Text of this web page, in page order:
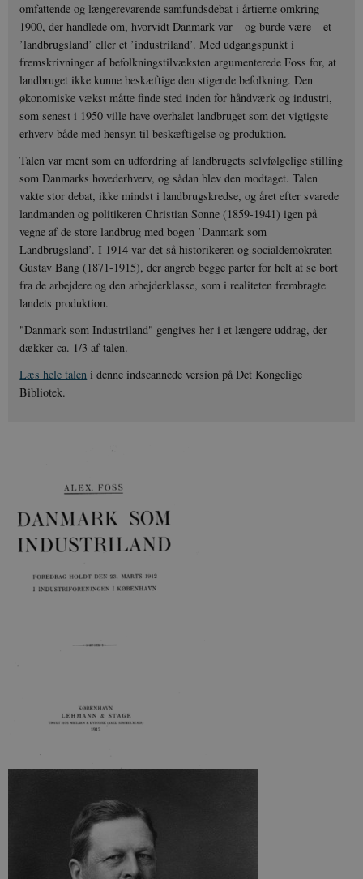
omfattende og længerevarende samfundsdebat i årtierne omkring
1900, der handlede om, hvorvidt Danmark var – og burde være – et
’landbrugsland’ eller et ’industriland’. Med udgangspunkt i
fremskrivninger af befolkningstilvæksten argumenterede Foss for, at
landbruget ikke kunne beskæftige den stigende befolkning. Den
økonomiske vækst måtte finde sted inden for håndværk og industri,
som senest i 1950 ville have overhalet landbruget som det vigtigste
erhverv både med hensyn til beskæftigelse og produktion.
Talen var ment som en udfordring af landbrugets selvfølgelige stilling
som Danmarks hovederhverv, og sådan blev den modtaget. Talen
vakte stor debat, ikke mindst i landbrugskredse, og året efter svarede
landmanden og politikeren Christian Sonne (1859-1941) igen på
vegne af de store landbrug med bogen ’Danmark som
Landbrugsland’. I 1914 var det så historikeren og socialdemokraten
Gustav Bang (1871-1915), der angreb begge parter for helt at se bort
fra de arbejdere og den arbejderklasse, som i realiteten frembragte
landets produktion.
"Danmark som Industriland" gengives her i et længere uddrag, der
dækker ca. 1/3 af talen.
Læs hele talen i denne indscannede version på Det Kongelige
Bibliotek.